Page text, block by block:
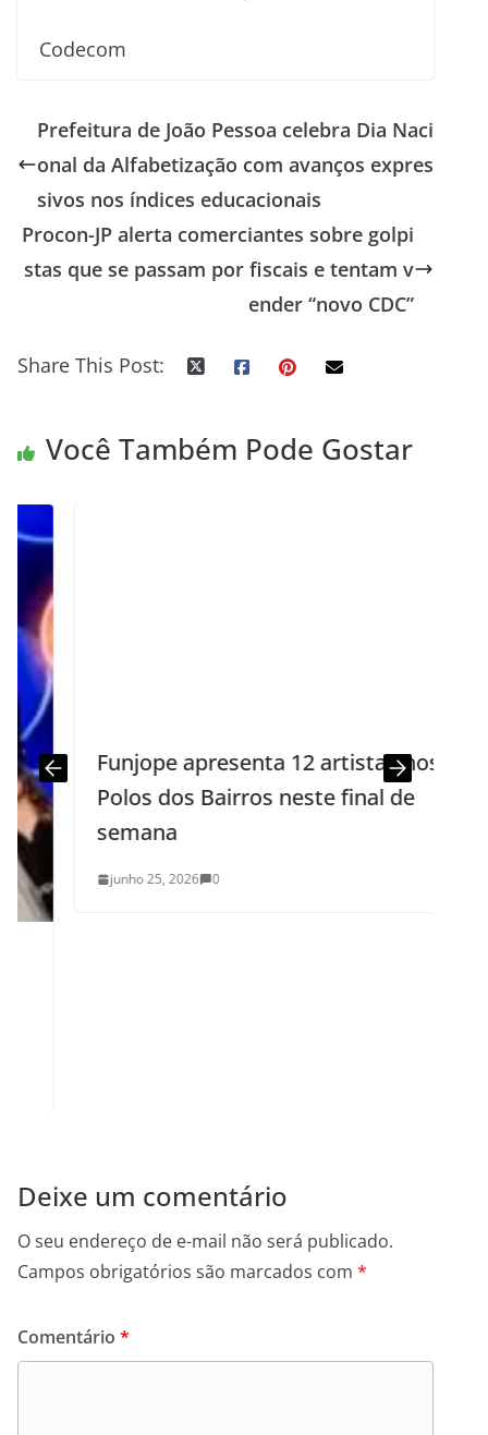
Codecom
Prefeitura de João Pessoa celebra Dia Naci
onal da Alfabetização com avanços expres
sivos nos índices educacionais
Procon-JP alerta comerciantes sobre golpi
stas que se passam por fiscais e tentam v
ender “novo CDC”
Share This Post:
Você Também Pode Gostar
Funjope apresenta 12 artistas nos
Polos dos Bairros neste final de
semana
junho 25, 2026 0
Deixe um comentário
O seu endereço de e-mail não será publicado.
Campos obrigatórios são marcados com *
Comentário *